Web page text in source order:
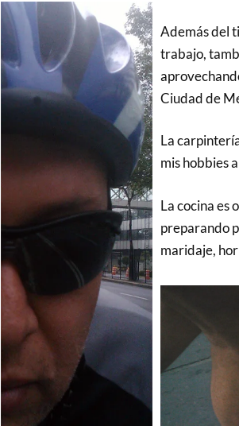
Además del
trabajo,
Ciudad de
La
mis hobbies
La cocina es
preparando
maridaje,